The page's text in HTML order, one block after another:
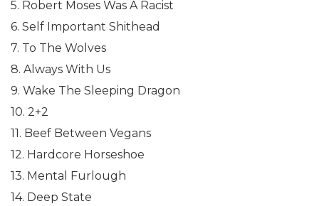
5. Robert Moses Was A Racist
6. Self Important Shithead
7. To The Wolves
8. Always With Us
9. Wake The Sleeping Dragon
10. 2+2
11. Beef Between Vegans
12. Hardcore Horseshoe
13. Mental Furlough
14. Deep State